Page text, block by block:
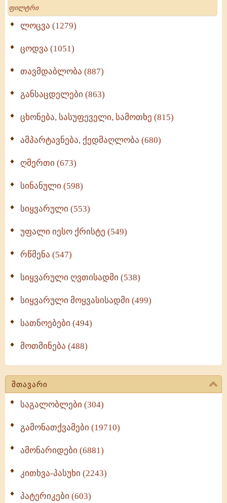
Search
ლოცვა (1279)
ცოდვა (1051)
თავმდაბლობა (887)
განსაცდელები (863)
ცხონება, სასუფეველი, სამოთხე (815)
ამპარტავნება, ქედმაღლობა (680)
ღმერთი (673)
სინანული (598)
სიყვარული (553)
უფალი იესო ქრისტე (549)
რწმენა (547)
სიყვარული ღვთისადმი (538)
სიყვარული მოყვასისადმი (499)
სათნოებები (494)
მოთმინება (488)
მთავარი
საგალობლები (304)
გამონათქვამები (19710)
ამონარიდები (6881)
კითხვა-პასუხი (2243)
პატერიკები (603)